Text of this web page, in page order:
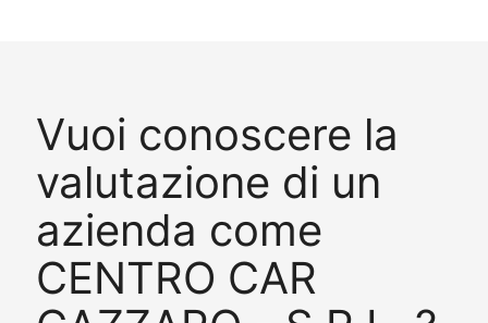
Vuoi conoscere la
valutazione di un
azienda come
CENTRO CAR